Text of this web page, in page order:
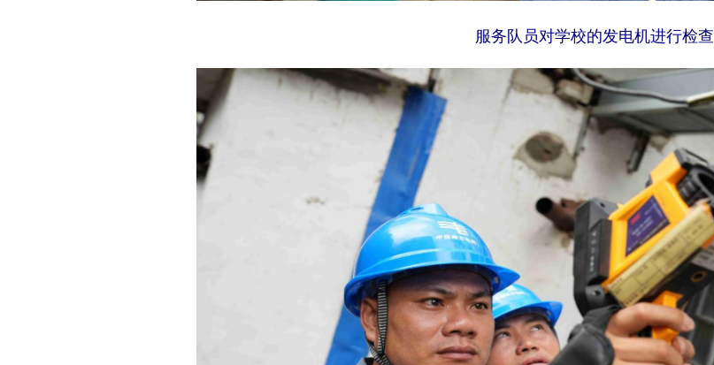
服务队员对学校的发电机进行检查